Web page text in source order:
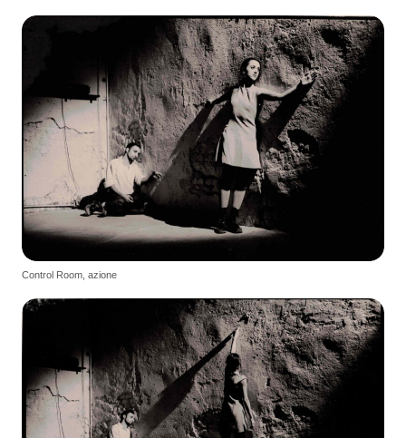
Control Room, azione